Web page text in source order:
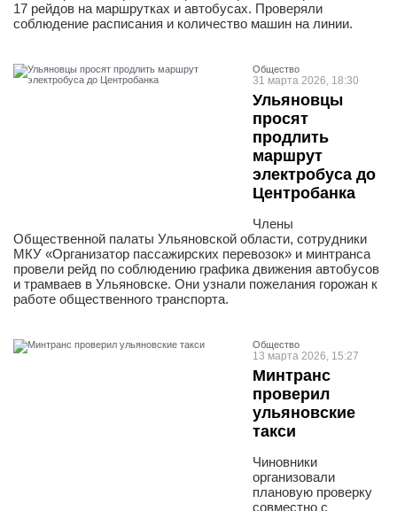
17 рейдов на маршрутках и автобусах. Проверяли
соблюдение расписания и количество машин на линии.
Общество
31 марта 2026, 18:30
Ульяновцы
просят
продлить
маршрут
электробуса до
Центробанка
Члены
Общественной палаты Ульяновской области, сотрудники
МКУ «Организатор пассажирских перевозок» и минтранса
провели рейд по соблюдению графика движения автобусов
и трамваев в Ульяновске. Они узнали пожелания горожан к
работе общественного транспорта.
Общество
13 марта 2026, 15:27
Минтранс
проверил
ульяновские
такси
Чиновники
организовали
плановую проверку
совместно с